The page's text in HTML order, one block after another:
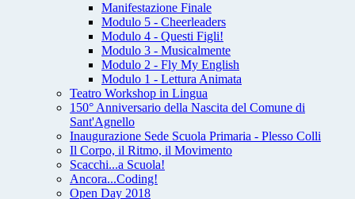
Manifestazione Finale
Modulo 5 - Cheerleaders
Modulo 4 - Questi Figli!
Modulo 3 - Musicalmente
Modulo 2 - Fly My English
Modulo 1 - Lettura Animata
Teatro Workshop in Lingua
150° Anniversario della Nascita del Comune di
Sant'Agnello
Inaugurazione Sede Scuola Primaria - Plesso Colli
Il Corpo, il Ritmo, il Movimento
Scacchi...a Scuola!
Ancora...Coding!
Open Day 2018